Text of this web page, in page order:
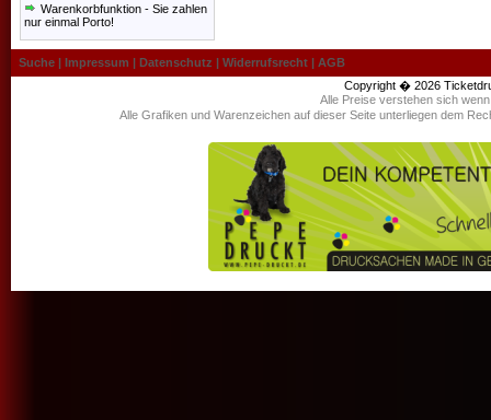
Warenkorbfunktion - Sie zahlen
nur einmal Porto!
Suche | Impressum | Datenschutz | Widerrufsrecht | AGB
Copyright � 2026
Alle Preise verstehen sich
Alle Grafiken und Warenzeichen auf dieser Seite unterliegen dem